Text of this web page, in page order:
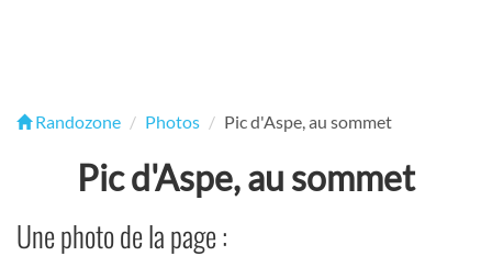
Randozone Photos Pic d'Aspe, au sommet
Pic d'Aspe, au sommet
Une photo de la page :